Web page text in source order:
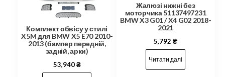
Комплект обвісу у стилі
X5M для BMW X5 E70 2010-
2013 (бампер передній,
задній, арки)
53,940₴
Жалюзі нижні без
моторчика 51137497231
BMW X3 G01 / X4 G02 2018-
2021
5,792₴
Читати далі